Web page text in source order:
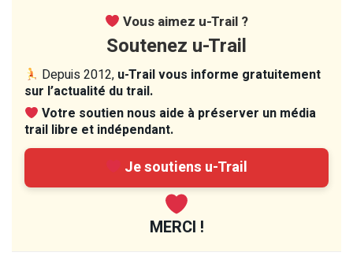
Vous aimez u-Trail ?
Soutenez u-Trail
Depuis 2012, u-Trail vous informe gratuitement
sur l’actualité du trail.
Votre soutien nous aide à préserver un média
trail libre et indépendant.
Je soutiens u-Trail
MERCI !